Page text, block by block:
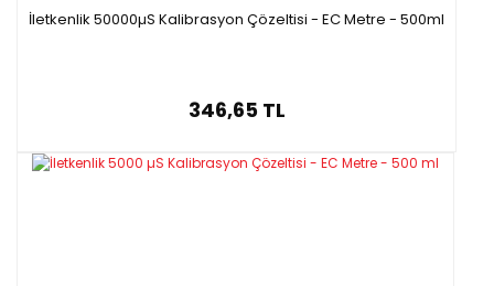
İletkenlik 50000µS Kalibrasyon Çözeltisi - EC Metre - 500ml
346,65 TL